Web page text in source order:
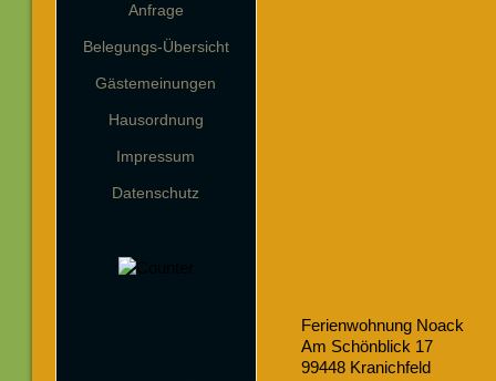
Anfrage
Belegungs-Übersicht
Gästemeinungen
Hausordnung
Impressum
Datenschutz
Ferienwohnung Noack
Am Schönblick 17
99448 Kranichfeld